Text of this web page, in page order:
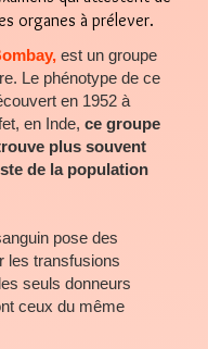
organes à prélever.
est un groupe
Le phénotype de ce
en 1952 à
en Inde, ce groupe
plus souvent
de la population
pose des
les transfusions
seuls donneurs
ceux du même